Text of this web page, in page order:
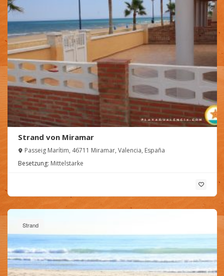
Strand von Miramar
Passeig Marítim, 46711 Miramar, Valencia, España
Besetzung: Mittelstarke
Strand